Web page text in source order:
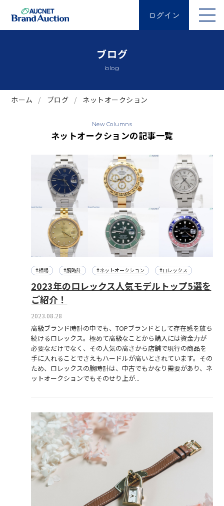
ログイン
ブログ
blog
ホーム ブログ ネットオークション
New Columns
ネットオークションの記事一覧
#相場 #腕時計 #ネットオークション #ロレックス
2023年のロレックス人気モデルトップ5選を
ご紹介！
2023.08.28
高級ブランド時計の中でも、TOPブランドとして存在感を放ち
続けるロレックス。極めて高級なことから購入には資金力が
必要なだけでなく、その人気の高さから店舗で現行の商品を
手に入れることでさえもハードルが高いとされています。その
ため、ロレックスの腕時計は、中古でもかなり需要があり、ネ
ットオークションでもそのせり上が...